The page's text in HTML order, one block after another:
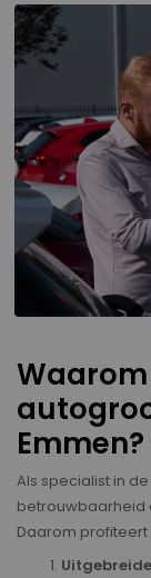
Emmen?
Als specialist in
betrouwbaarheid
Daarom profiteert